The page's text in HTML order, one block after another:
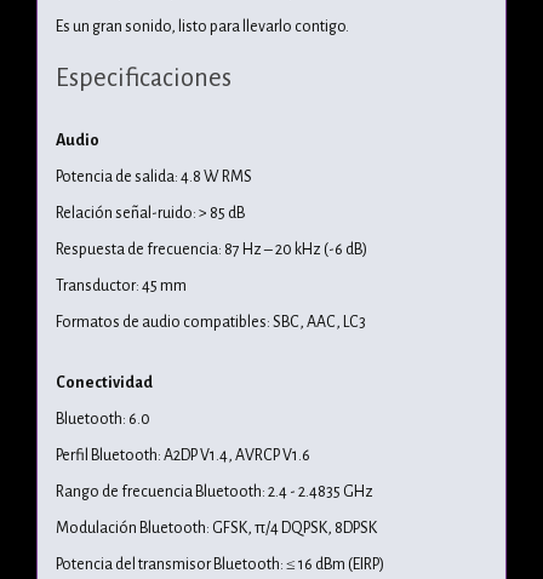
Es un gran sonido, listo para llevarlo contigo.
Especificaciones
Audio
Potencia de salida: 4.8 W RMS
Relación señal-ruido: > 85 dB
Respuesta de frecuencia: 87 Hz – 20 kHz (-6 dB)
Transductor: 45 mm
Formatos de audio compatibles: SBC, AAC, LC3
Conectividad
Bluetooth: 6.0
Perfil Bluetooth: A2DP V1.4, AVRCP V1.6
Rango de frecuencia Bluetooth: 2.4 - 2.4835 GHz
Modulación Bluetooth: GFSK, π/4 DQPSK, 8DPSK
Potencia del transmisor Bluetooth: ≤ 16 dBm (EIRP)